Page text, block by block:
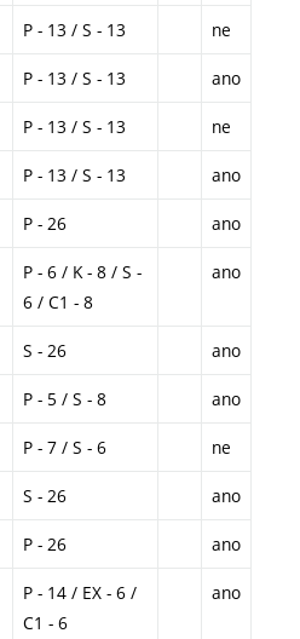
P - 13 / S - 13 ne
P - 13 / S - 13 ano
P - 13 / S - 13 ne
P - 13 / S - 13 ano
P - 26 ano
P - 6 / K - 8 / S -
6 / C1 - 8
ano
S - 26 ano
P - 5 / S - 8 ano
P - 7 / S - 6 ne
S - 26 ano
P - 26 ano
P - 14 / EX - 6 /
C1 - 6
ano